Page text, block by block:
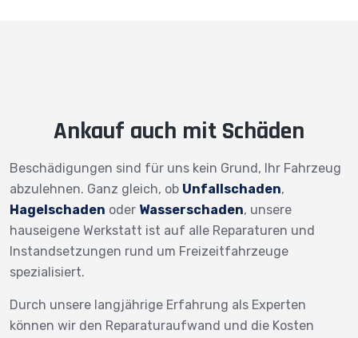
Ankauf auch mit Schäden
Beschädigungen sind für uns kein Grund, Ihr Fahrzeug
abzulehnen. Ganz gleich, ob Unfallschaden,
Hagelschaden oder Wasserschaden, unsere
hauseigene Werkstatt ist auf alle Reparaturen und
Instandsetzungen rund um Freizeitfahrzeuge
spezialisiert.
Durch unsere langjährige Erfahrung als Experten
können wir den Reparaturaufwand und die Kosten